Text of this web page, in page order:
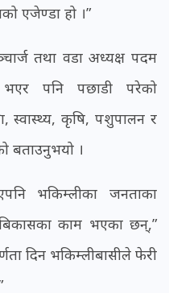
एजेण्डा हो ।”
तथा वडा अध्यक्ष पदम
पनि पछाडी परेको
स्वास्थ्य, कृषि, पशुपालन र
बताउनुभयो ।
भकिम्लीका जनताका
काम भएका छन्,”
दिन भकिम्लीबासीले फेरी